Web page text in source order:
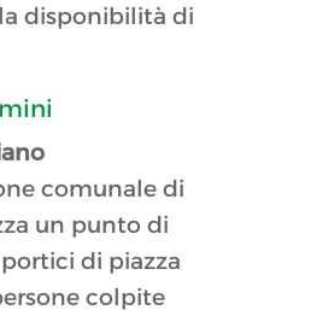
disponibilità di
comunale di
un punto di
di piazza
colpite